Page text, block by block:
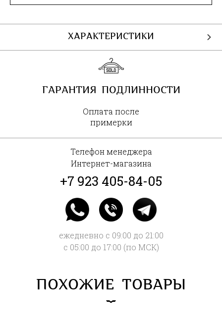
ХАРАКТЕРИСТИКИ
ГАРАНТИЯ ПОДЛИННОСТИ
Оплата после
примерки
Телефон менеджера
Интернет-магазина
+7 923 405-84-05
ежедневно с 09:00 до 21:00
с 05:00 до 17:00 (по МСК)
ПОХОЖИЕ ТОВАРЫ